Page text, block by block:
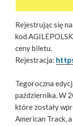
Rejestrując się
kod
ceny biletu.
Rejestracja:
Tegoroczna
października. W
które zostały
American Track,